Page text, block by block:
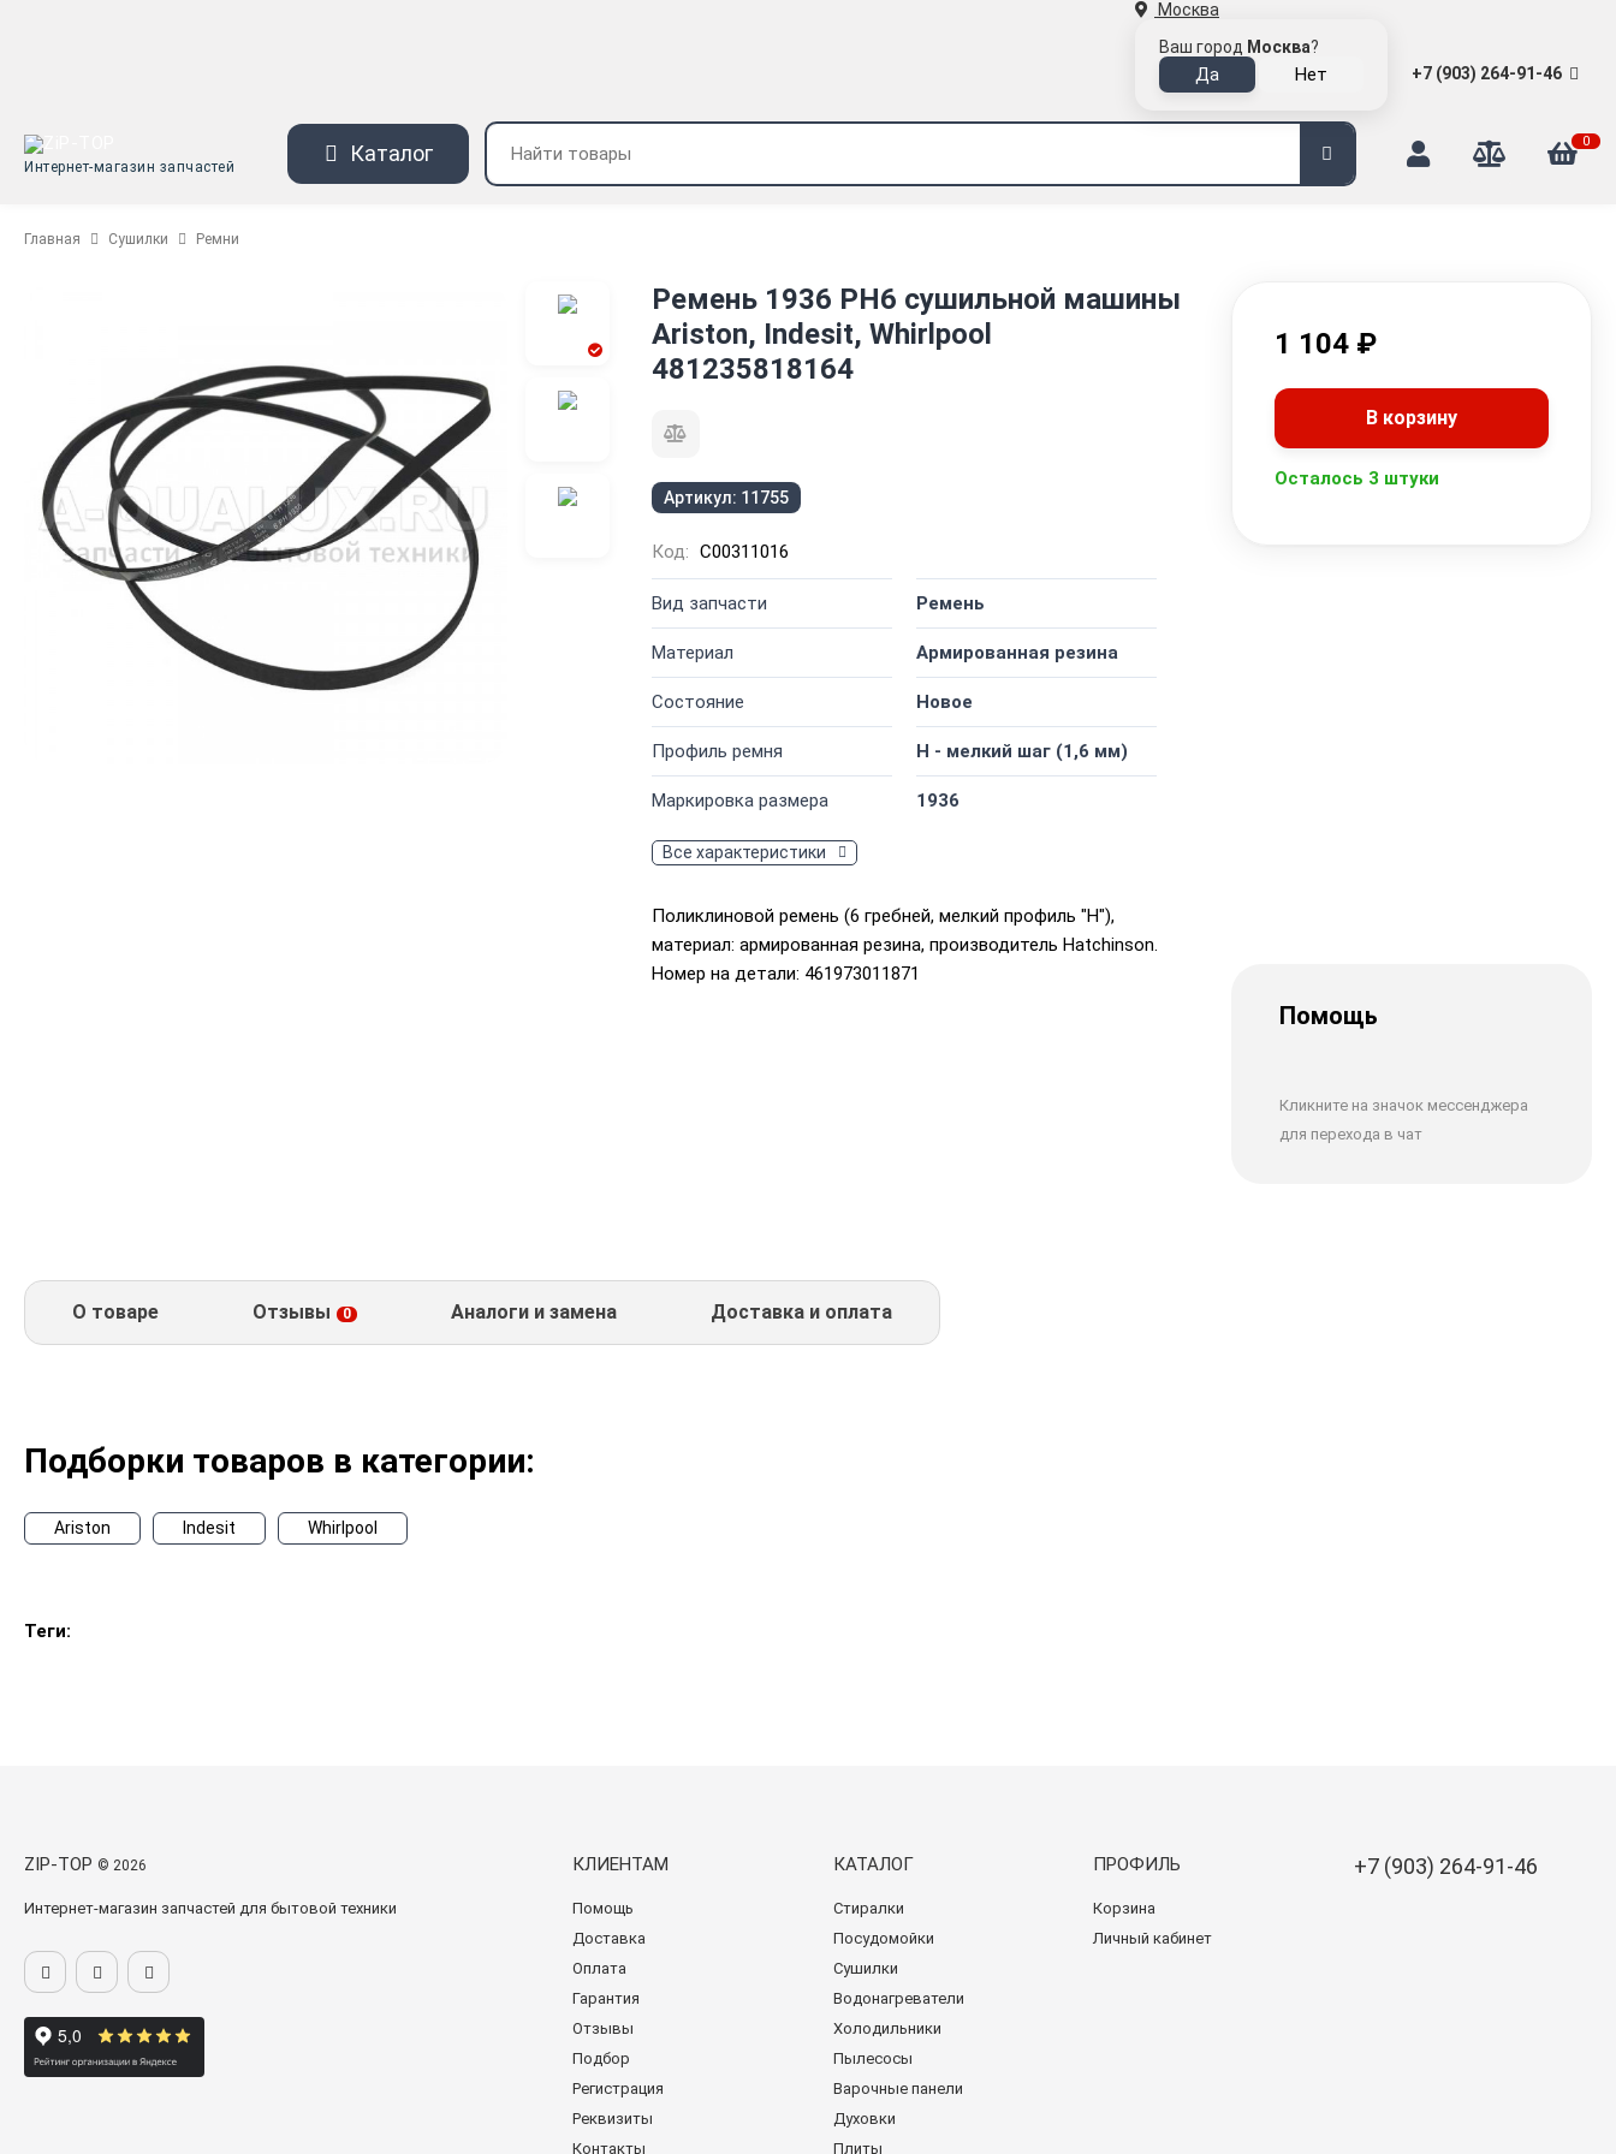
Москва
Ваш город Москва?
+7 (903) 264-91-46
Интернет-магазин запчастей
Каталог 0
Главная Сушилки Ремни
Ремень 1936 PH6 сушильной машины
Ariston, Indesit, Whirlpool
481235818164
Артикул: 11755
Код: C00311016
Вид запчасти Ремень
Материал Армированная резина
Состояние Новое
Профиль ремня H - мелкий шаг (1,6 мм)
Маркировка размера 1936
Все характеристики
Поликлиновой ремень (6 гребней, мелкий профиль "H"),
материал: армированная резина, производитель Hatchinson.
Номер на детали: 461973011871
1 104 ₽
В корзину
Осталось 3 штуки
Помощь
Кликните на значок мессенджера
для перехода в чат
О товаре Отзывы 0 Аналоги и замена Доставка и оплата
Подборки товаров в категории:
Ariston Indesit Whirlpool
Теги:
ZIP-TOP © 2026
Интернет-магазин запчастей для бытовой техники
КЛИЕНТАМ
Помощь
Доставка
Оплата
Гарантия
Отзывы
Подбор
Регистрация
Реквизиты
Контакты
КАТАЛОГ
Стиралки
Посудомойки
Сушилки
Водонагреватели
Холодильники
Пылесосы
Варочные панели
Духовки
Плиты
ПРОФИЛЬ
Корзина
Личный кабинет
+7 (903) 264-91-46